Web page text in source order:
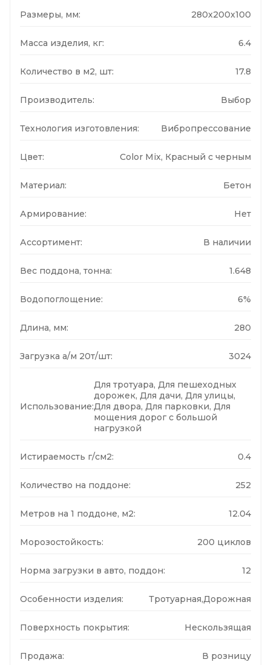
Размеры, мм: 280x200x100
Масса изделия, кг: 6.4
Количество в м2, шт: 17.8
Производитель: Выбор
Технология изготовления: Вибропрессование
Цвет: Color Mix, Красный с черным
Материал: Бетон
Армирование: Нет
Ассортимент: В наличии
Вес поддона, тонна: 1.648
Водопоглощение: 6%
Длина, мм: 280
Загрузка а/м 20т/шт: 3024
Использование:
Для тротуара, Для пешеходных
дорожек, Для дачи, Для улицы,
Для двора, Для парковки, Для
мощения дорог с большой
нагрузкой
Истираемость г/см2: 0.4
Количество на поддоне: 252
Метров на 1 поддоне, м2: 12.04
Морозостойкость: 200 циклов
Норма загрузки в авто, поддон: 12
Особенности изделия: Тротуарная,Дорожная
Поверхность покрытия: Нескользящая
Продажа: В розницу